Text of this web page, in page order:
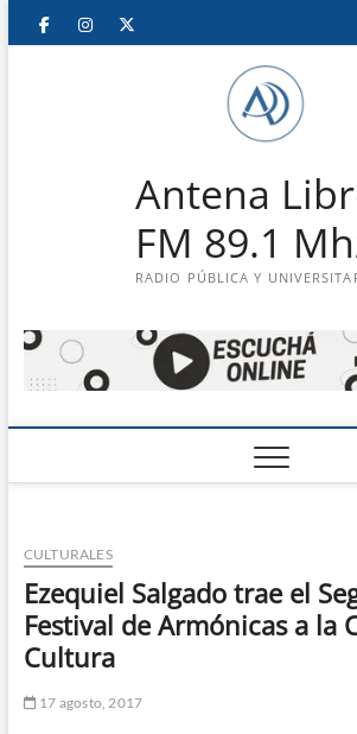
Saltar
FacebookInstagram
Antena
FM 89.1
RADIO PÚBLICA Y
CULTURALES
Ezequiel Salgado trae el
Festival de Armónicas a la
Cultura
17 agosto, 2017